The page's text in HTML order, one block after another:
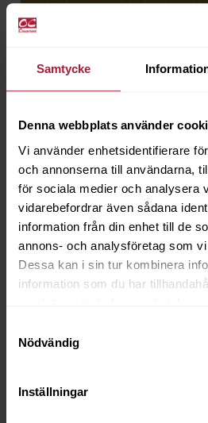
Samtycke
Denna webbplats använder
Vi använder enhetsidentifierare
och annonserna till användarna,
för sociala medier och analysera
vidarebefordrar även sådana
information från din enhet till de
annons- och analysföretag som
Dessa kan i sin tur kombinera
information som du har
Nödvändig
Inställningar
BEL-3305